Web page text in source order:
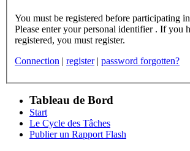
You must be registered before participating in this forum.
Please enter your personal identifier . If you have not yet
registered, you must register.
Connection | register | password forgotten?
Tableau de Bord
Start
Le Cycle des Tâches
Publier un Rapport Flash